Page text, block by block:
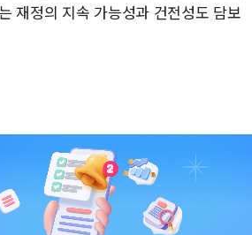
재정의 지속 가능성과 건전성도 담보